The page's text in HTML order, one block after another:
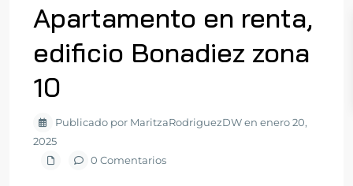
Apartamento en renta,
edificio Bonadiez zona
10
Publicado por MaritzaRodriguezDW en enero 20,
2025
0 Comentarios